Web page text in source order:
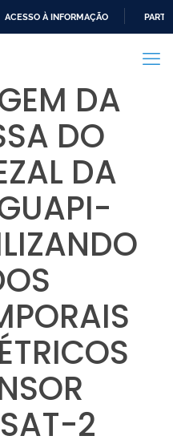
ACESSO À INFORMAÇÃO
DA
DO
DA
2